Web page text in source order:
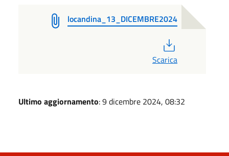
locandina_13_DICEMBRE2024
Scarica
Ultimo aggiornamento: 9 dicembre 2024, 08:32